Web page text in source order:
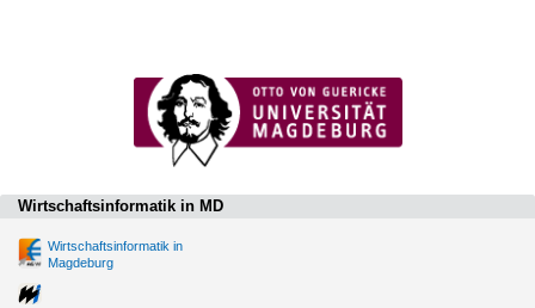
Wirtschaftsinformatik in MD
Wirtschaftsinformatik in
Magdeburg